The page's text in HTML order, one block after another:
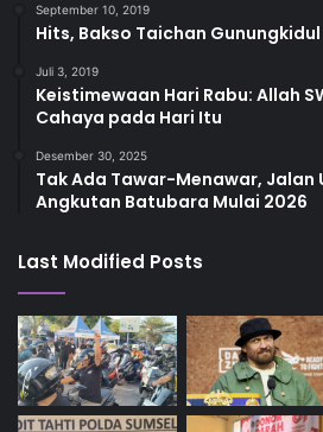
September 10, 2019
Hits, Bakso Taichan
Juli 3, 2019
Keistimewaan Hari Rabu: Allah
Cahaya pada Hari Itu
Desember 30, 2025
Tak Ada Tawar-Menawar, Jalan
Angkutan Batubara Mulai 2026
Last Modified Posts